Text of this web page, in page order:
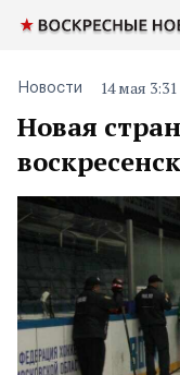
Новая
Новости 14 мая 3:31